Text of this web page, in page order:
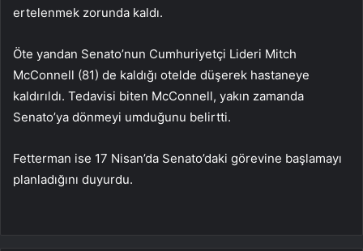
ertelenmek zorunda kaldı.
Öte yandan Senato’nun Cumhuriyetçi Lideri Mitch
McConnell (81) de kaldığı otelde düşerek hastaneye
kaldırıldı. Tedavisi biten McConnell, yakın zamanda
Senato’ya dönmeyi umduğunu belirtti.
Fetterman ise 17 Nisan’da Senato’daki görevine başlamayı
planladığını duyurdu.